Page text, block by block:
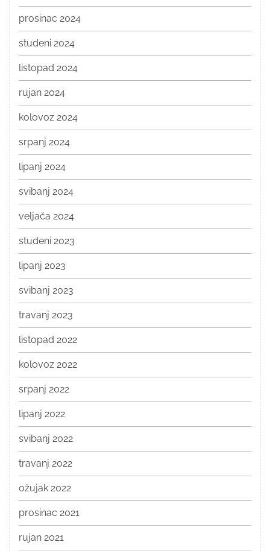
prosinac 2024
studeni 2024
listopad 2024
rujan 2024
kolovoz 2024
srpanj 2024
lipanj 2024
svibanj 2024
veljača 2024
studeni 2023
lipanj 2023
svibanj 2023
travanj 2023
listopad 2022
kolovoz 2022
srpanj 2022
lipanj 2022
svibanj 2022
travanj 2022
ožujak 2022
prosinac 2021
rujan 2021